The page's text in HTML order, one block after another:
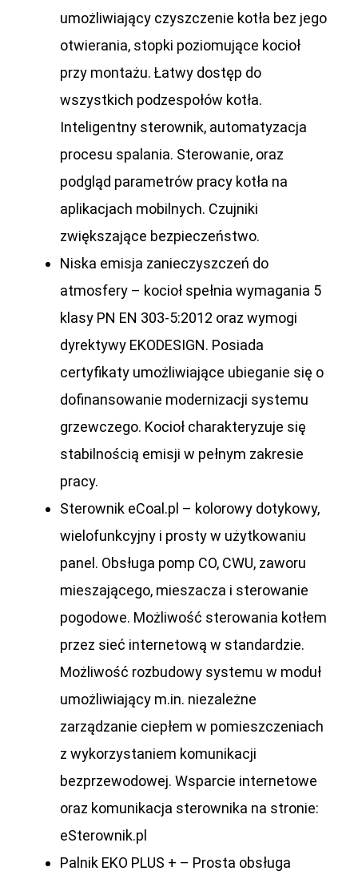
umożliwiający czyszczenie kotła bez jego
otwierania, stopki poziomujące kocioł
przy montażu. Łatwy dostęp do
wszystkich podzespołów kotła.
Inteligentny sterownik, automatyzacja
procesu spalania. Sterowanie, oraz
podgląd parametrów pracy kotła na
aplikacjach mobilnych. Czujniki
zwiększające bezpieczeństwo.
Niska emisja zanieczyszczeń do
atmosfery – kocioł spełnia wymagania 5
klasy PN EN 303-5:2012 oraz wymogi
dyrektywy EKODESIGN. Posiada
certyfikaty umożliwiające ubieganie się o
dofinansowanie modernizacji systemu
grzewczego. Kocioł charakteryzuje się
stabilnością emisji w pełnym zakresie
pracy.
Sterownik eCoal.pl – kolorowy dotykowy,
wielofunkcyjny i prosty w użytkowaniu
panel. Obsługa pomp CO, CWU, zaworu
mieszającego, mieszacza i sterowanie
pogodowe. Możliwość sterowania kotłem
przez sieć internetową w standardzie.
Możliwość rozbudowy systemu w moduł
umożliwiający m.in. niezależne
zarządzanie ciepłem w pomieszczeniach
z wykorzystaniem komunikacji
bezprzewodowej. Wsparcie internetowe
oraz komunikacja sterownika na stronie:
eSterownik.pl
Palnik EKO PLUS + – Prosta obsługa